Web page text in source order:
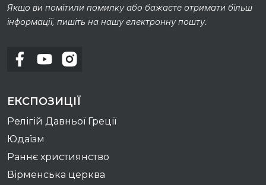
Якщо ви помітили помилку або бажаєте отримати більш
інформації, пишіть на нашу електронну пошту.
ЕКСПОЗИЦІЇ
Релігій Давньої Греції
Юдаїзм
Раннє християнство
Вірменська церква